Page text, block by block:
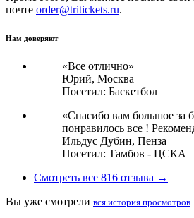
почте order@tritickets.ru.
Нам доверяют
«Все отлично»
Юрий, Москва
Посетил: Баскетбол
«Спасибо вам большое за
понравилось все !
Ильдус Дубин, Пенза
Посетил: Тамбов - ЦСКА
Смотреть все 816 отзыва →
Вы уже смотрели вся история просмотров